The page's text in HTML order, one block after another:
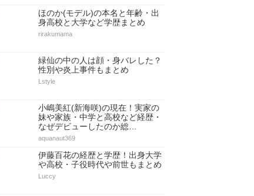
ほのか(モデル)の本名と年齢・出
身高校と大学など学歴まとめ
rirakumama
緑仙の中の人は顔・身バレした？
性別や炎上事件もまとめ
Lstyle
小嶋美紅(新海咲)の現在！実家の
妹や家族・中学と高校など経歴・
なぜデビューしたのか総…
aquanaut369
伊藤百花の経歴と学歴！出身大学
や高校・子役時代や前世もまとめ
Luccy